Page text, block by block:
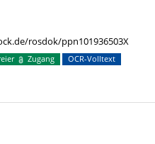
rosdok/ppn101936503X
Zugang OCR-Volltext